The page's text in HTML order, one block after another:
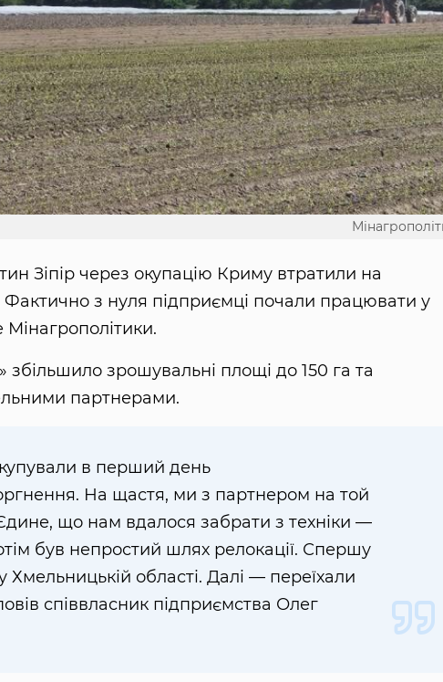
Зіпір через окупацію Криму втратили на
Фактично з нуля підприємці почали працювати у
збільшило зрошувальні площі до 150 га та
партнерами.
в перший день
На щастя, ми з партнером на той
що нам вдалося забрати з техніки —
був непростий шлях релокації. Спершу
області. Далі — переїхали
співвласник підприємства Олег